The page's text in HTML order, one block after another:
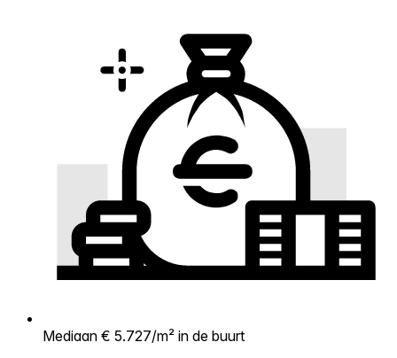
Mediaan € 5.727/m² in de buurt